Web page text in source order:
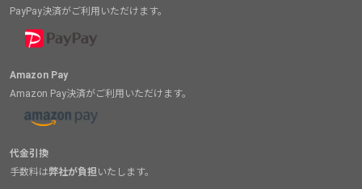
PayPay決済がご利用いただけます。
Amazon Pay
Amazon Pay決済がご利用いただけます。
代金引換
手数料は弊社が負担 いたします。